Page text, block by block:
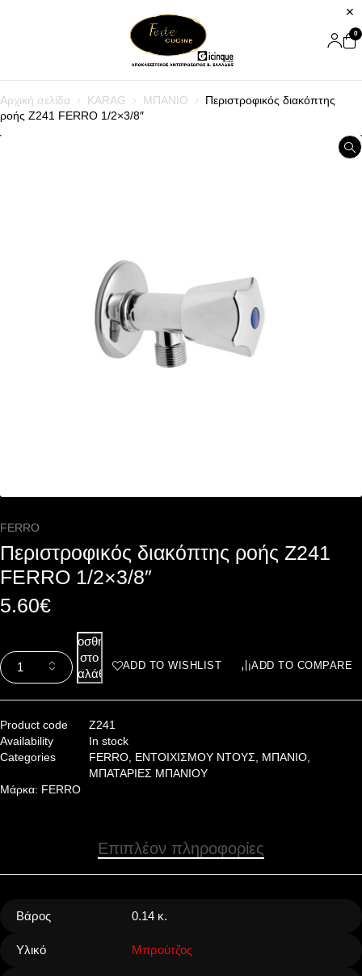
0
Αρχική σελίδα KARAG ΜΠΑΝΙΟ
Περιστροφικός διακόπτης
ροής Z241 FERRO 1/2×3/8″
FERRO
Περιστροφικός διακόπτης ροής Z241
FERRO 1/2×3/8″
5.60€
Προσθήκη
στο
καλάθι
ADD TO WISHLIST ADD TO COMPARE
Product code
Z241
Availability
In stock
Categories
FERRO, ΕΝΤΟΙΧΙΣΜΟΥ ΝΤΟΥΣ, ΜΠΑΝΙΟ,
ΜΠΑΤΑΡΙΕΣ ΜΠΑΝΙΟΥ
Μάρκα: FERRO
Επιπλέον πληροφορίες
Βάρος 0.14 κ.
Υλικό Μπρούτζος